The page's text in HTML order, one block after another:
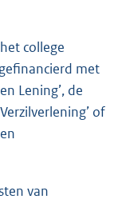
college
met
Lening’, de
of
van